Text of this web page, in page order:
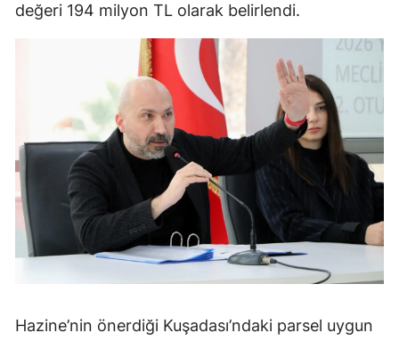
değeri 194 milyon TL olarak belirlendi.
Hazine’nin önerdiği Kuşadası’ndaki parsel uygun